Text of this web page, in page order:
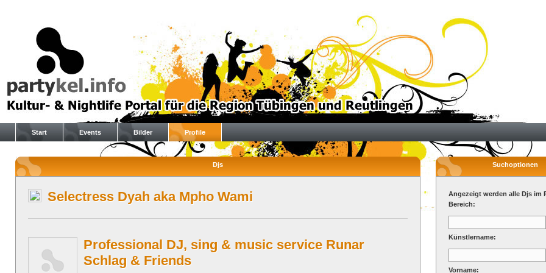
Start Events Bilder Profile
Djs
Selectress Dyah aka Mpho Wami
Professional DJ, sing & music service Runar
Schlag & Friends
Suchoptionen
Angezeigt werden alle Djs im
Bereich:
Künstlername:
Vorname: